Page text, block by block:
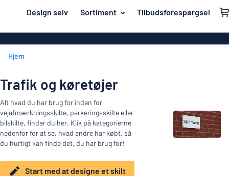
Design selv Sortiment Tilbudsforespørgsel
Hus og hjem
Navneskilte
Mærkning
Klistremærker
Branscher
Arbejdsmiljø
Eco Board
Folietekster
Mest
populære
Materiale
Hus
og
Navneskilte
designe et skilt
Hjem
Trafik og køretøjer
Alt hvad du har brug for inden for
vejafmærkningsskilte, parkeringsskilte eller
bilskilte, finder du her. Klik på kategorierne
nedenfor for at se, hvad andre har købt, så
du hurtigt kan finde det, du har brug for!
Start med at designe et skilt